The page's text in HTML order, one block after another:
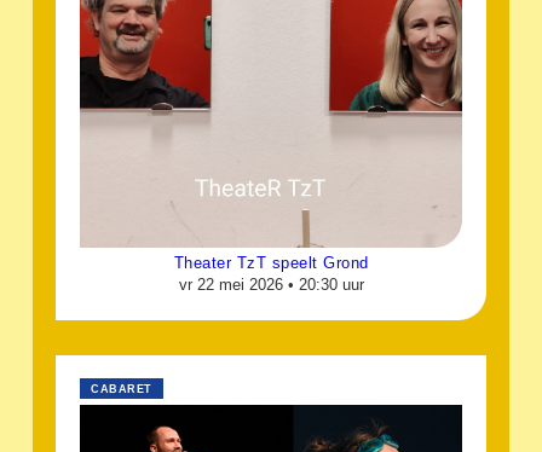
Theater TzT speelt Grond
vr 22 mei 2026 • 20:30 uur
CABARET